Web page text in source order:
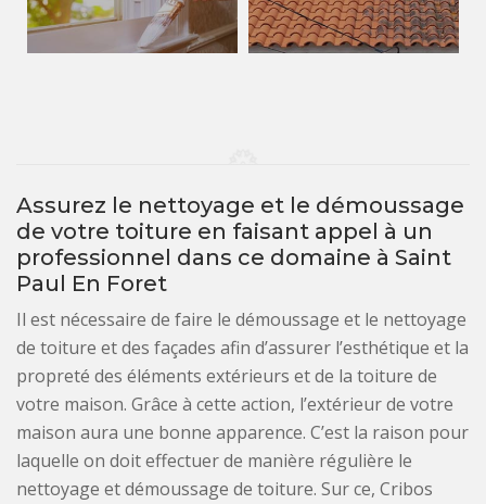
Assurez le nettoyage et le démoussage
de votre toiture en faisant appel à un
professionnel dans ce domaine à Saint
Paul En Foret
Il est nécessaire de faire le démoussage et le nettoyage
de toiture et des façades afin d’assurer l’esthétique et la
propreté des éléments extérieurs et de la toiture de
votre maison. Grâce à cette action, l’extérieur de votre
maison aura une bonne apparence. C’est la raison pour
laquelle on doit effectuer de manière régulière le
nettoyage et démoussage de toiture. Sur ce, Cribos